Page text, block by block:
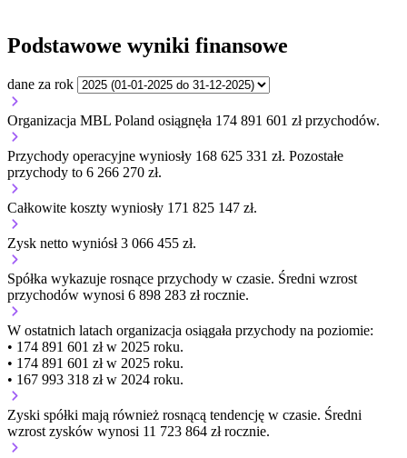
Podstawowe wyniki finansowe
dane za rok
Organizacja MBL Poland osiągnęła 174 891 601 zł przychodów.
Przychody operacyjne wyniosły 168 625 331 zł. Pozostałe
przychody to 6 266 270 zł.
Całkowite koszty wyniosły 171 825 147 zł.
Zysk netto wyniósł 3 066 455 zł.
Spółka wykazuje rosnące przychody w czasie. Średni wzrost
przychodów wynosi 6 898 283 zł rocznie.
W ostatnich latach organizacja osiągała przychody na poziomie:
• 174 891 601 zł w 2025 roku.
• 174 891 601 zł w 2025 roku.
• 167 993 318 zł w 2024 roku.
Zyski spółki mają również rosnącą tendencję w czasie. Średni
wzrost zysków wynosi 11 723 864 zł rocznie.